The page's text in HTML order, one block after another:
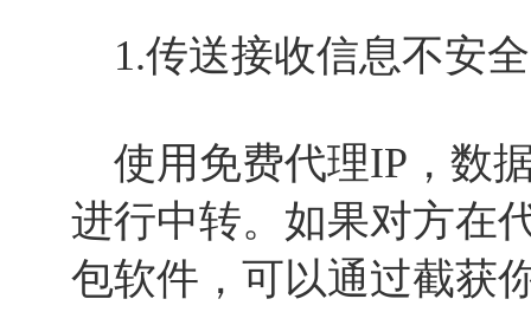
1.传送接收信息不安全
使用免费代理IP，数
进行中转。如果对方在
包软件，可以通过截获